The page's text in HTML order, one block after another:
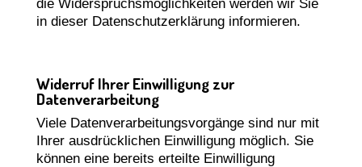
die Widerspruchsmöglichkeiten werden wir Sie
in dieser Datenschutzerklärung informieren.
Widerruf Ihrer Einwilligung zur
Datenverarbeitung
Viele Datenverarbeitungsvorgänge sind nur mit
Ihrer ausdrücklichen Einwilligung möglich. Sie
können eine bereits erteilte Einwilligung